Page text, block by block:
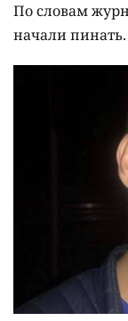
По словам
начали пинать.